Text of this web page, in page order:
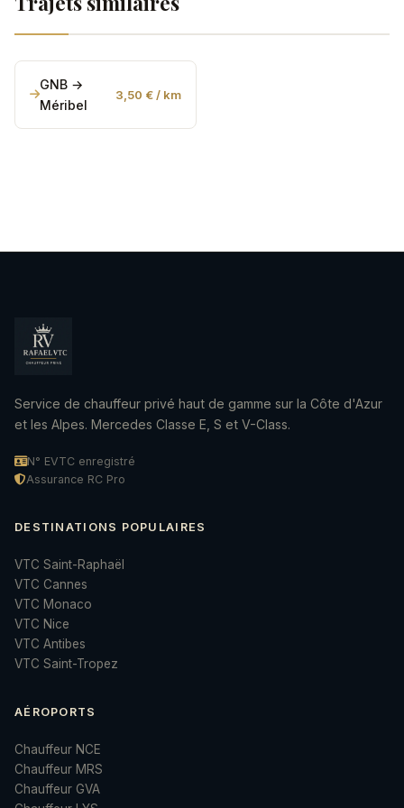
personnes et 7 valises). Pour les groupes avec
GNB →
Méribel
3,50 € / km
Service de chauffeur privé haut de gamme sur la Côte d'Azur
et les Alpes. Mercedes Classe E, S et V-Class.
N° EVTC enregistré
Assurance RC Pro
DESTINATIONS POPULAIRES
VTC Saint-Raphaël
VTC Cannes
VTC Monaco
VTC Nice
VTC Antibes
VTC Saint-Tropez
AÉROPORTS
Chauffeur NCE
Chauffeur MRS
Chauffeur GVA